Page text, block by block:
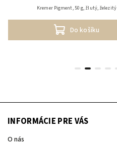
Do košíku
Kremer Pigment, 50 g, žlutý, železitý
INFORMÁCIE PRE VÁS
O nás